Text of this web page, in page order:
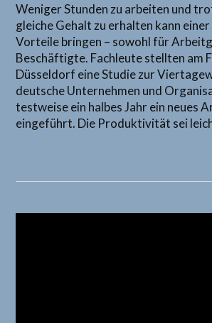
Weniger Stunden zu arbeiten und
gleiche Gehalt zu erhalten kann
Vorteile bringen – sowohl für
Beschäftigte. Fachleute stellten am
Düsseldorf eine Studie zur
deutsche Unternehmen und
testweise ein halbes Jahr ein neues
eingeführt. Die Produktivität sei